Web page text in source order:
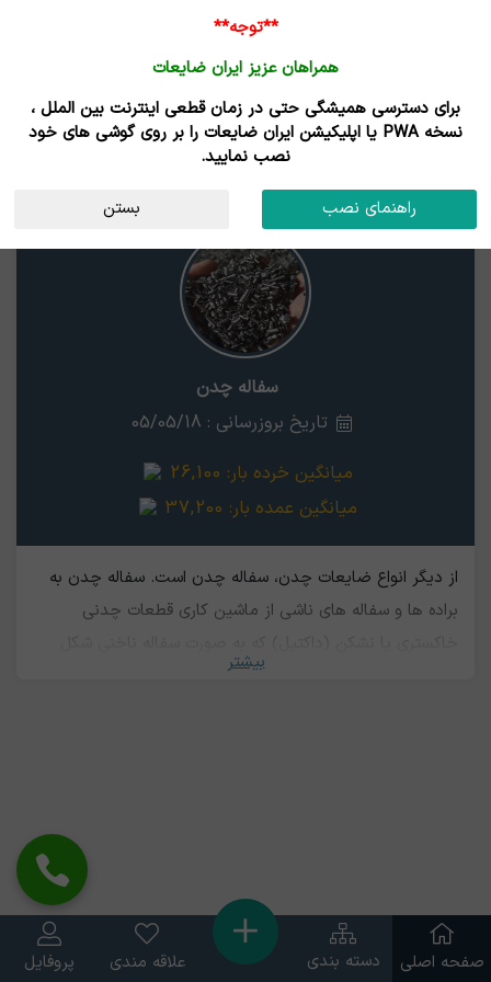
قیمت روز خریداران فروشندگان
نتایج جستجوی قیمت
گلستان
سفاله چدن
تاریخ بروزرسانی : 05/05/18
میانگین خرده بار: 26,100
میانگین عمده بار: 37,200
از دیگر انواع ضایعات چدن، سفاله چدن است. سفاله چدن به
براده ها و سفاله های ناشی از ماشین کاري قطعات چدنی
بوده گفته می شودکه قابلیت بازیافت و استفاده مجدد را دارند.‌
بیشتر
**توجه**
همراهان عزیز ایران ضایعات
برای دسترسی همیشگی حتی در زمان قطعی اینترنت بین الملل ،
نسخه PWA یا اپلیکیشن ایران ضایعات را بر روی گوشی های خود
نصب نمایید.
راهنمای نصب بستن
صفحه اصلی دسته بندی علاقه مندی پروفایل